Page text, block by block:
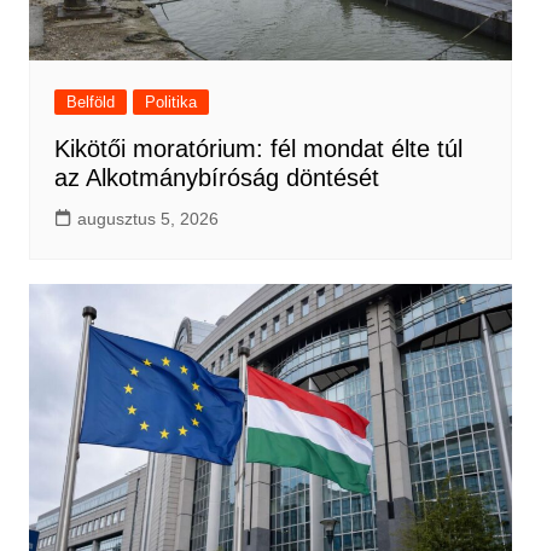
Belföld Politika
Kikötői moratórium: fél mondat élte túl
az Alkotmánybíróság döntését
augusztus 5, 2026